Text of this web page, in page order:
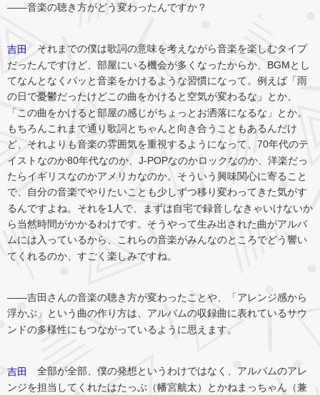
――音楽の聴き方がどう変わったんですか？
吉田
それまでの僕は歌詞の意味を考えながら音楽を楽しむタイプ
だったんですけど、部屋にいる機会が多くなったからか、BGMとし
てなんとなくパッと音楽をかけるような習慣になって。例えば「雨
の日で憂鬱だったけどこの曲をかけると空気が変わるな」とか、
「この曲をかけると部屋の感じがちょっとお洒落になるな」とか。
もちろんこれまで通り歌詞とちゃんと向き合うこともあるんだけ
ど、それよりも音楽の雰囲気を重視するようになって、70年代のテ
イストなのか80年代なのか、J-POPなのかロックなのか、洋楽だっ
たらイギリスなのかアメリカなのか。そういう興味関心に寄ること
で、自分の音楽でやりたいことも少しずつ移り変わってきた気がす
るんですよね。それを1人で、まずは自宅で録音しなきゃいけないか
ら当然時間がかかるわけです。そうやって生み出された曲がアルバ
ムには入っているから、これらの音楽がみんなのところでどう響い
てくれるのか、すごく楽しみですね。
――吉田さんの音楽の聴き方が変わったことや、「アレンジ感から
浮かぶ」という曲の作り方は、アルバムの収録曲に表れているサウ
ンドの多様性にもつながっているように思えます。
吉田
全部が全部、僕の発想というわけではなく、アルバムのアレ
ンジを担当してくれたはたっぷ（幡宮航太）とかねまっちゃん（兼